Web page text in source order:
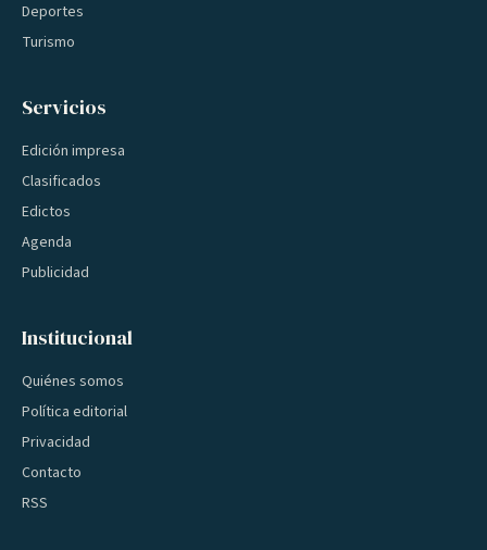
Deportes
Turismo
Servicios
Edición impresa
Clasificados
Edictos
Agenda
Publicidad
Institucional
Quiénes somos
Política editorial
Privacidad
Contacto
RSS